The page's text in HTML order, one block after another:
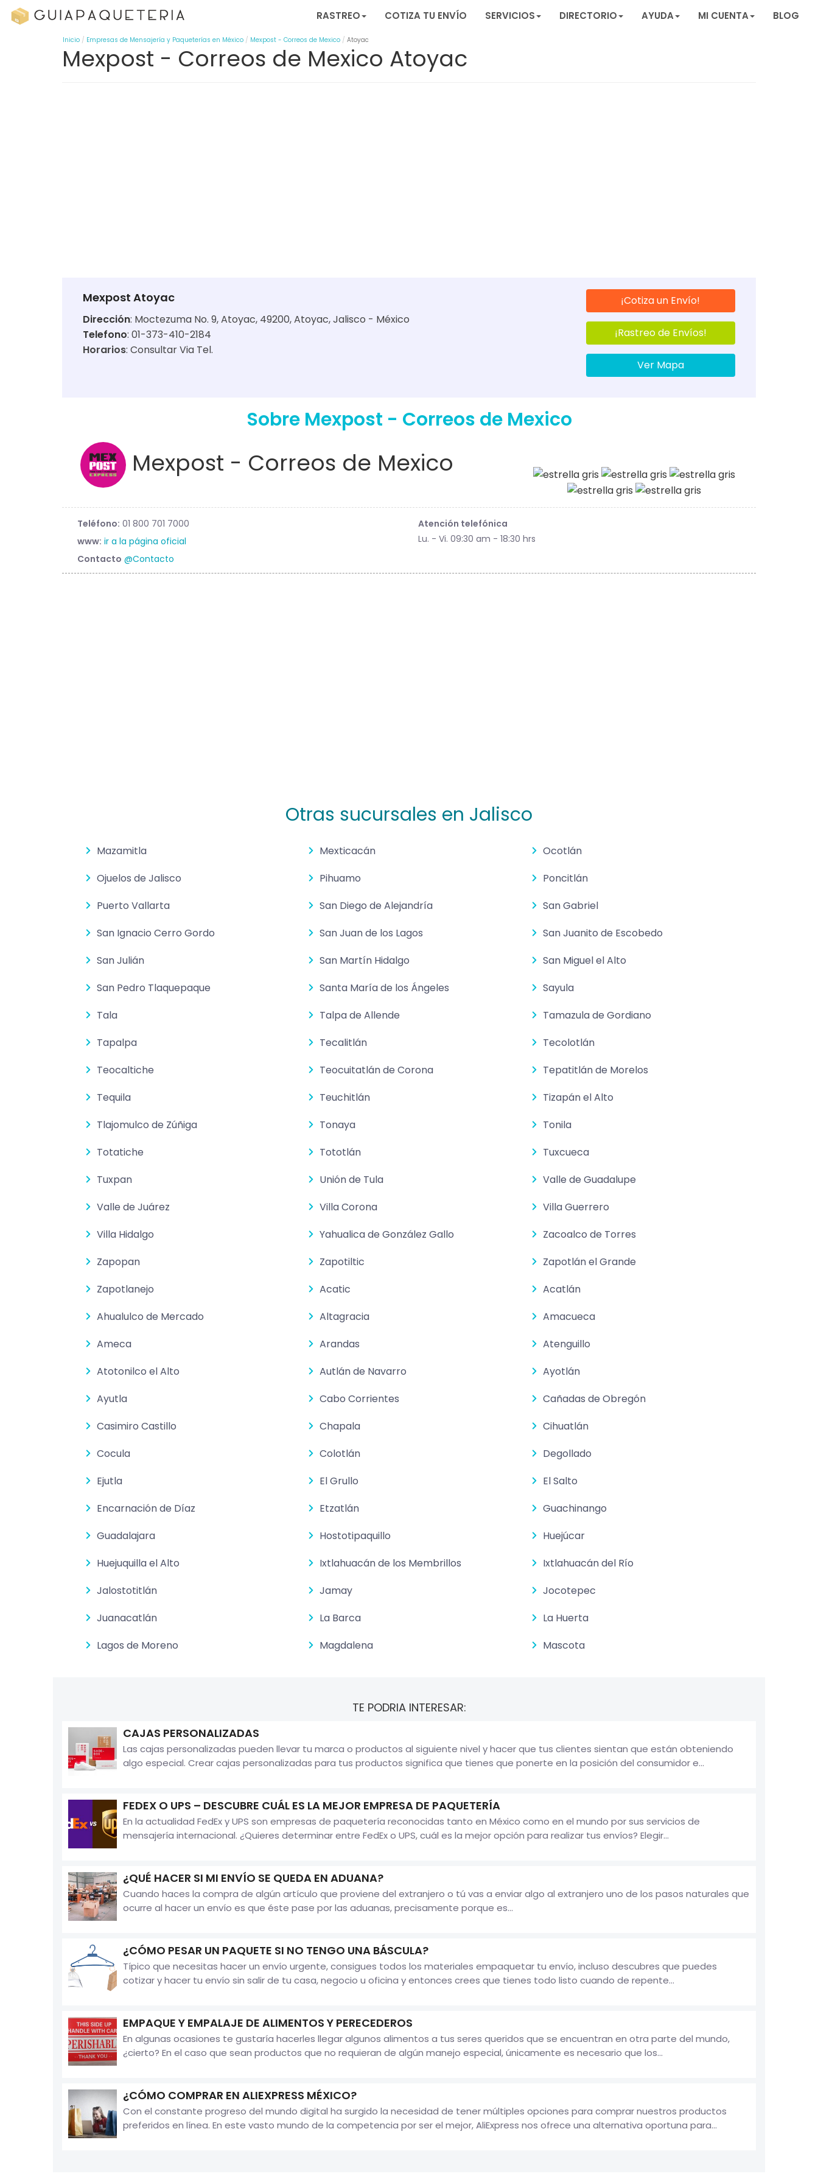
RASTREO COTIZA TU ENVÍO SERVICIOS DIRECTORIO AYUDA MI CUENTA BLOG
Inicio Empresas de Mensajería y Paqueterías en México Mexpost - Correos de Mexico Atoyac
Mexpost - Correos de Mexico Atoyac
Mexpost Atoyac
Dirección: Moctezuma No. 9, Atoyac, 49200, Atoyac, Jalisco - México
Telefono: 01-373-410-2184
Horarios: Consultar Via Tel.
¡Cotiza un Envío!
¡Rastreo de Envíos!
Ver Mapa
Sobre Mexpost - Correos de Mexico
Mexpost - Correos de Mexico
Teléfono: 01 800 701 7000
www: ir a la página oficial
Contacto @Contacto
Atención telefónica
Lu. - Vi. 09:30 am - 18:30 hrs
Otras sucursales en Jalisco
Mazamitla Mexticacán
Ocotlán
Ojuelos de Jalisco
Pihuamo
Poncitlán
Puerto Vallarta
San Diego de Alejandría
San Gabriel
San Ignacio Cerro Gordo
San Juan de los Lagos
San Juanito de Escobedo
San Julián
San Martín Hidalgo
San Miguel el Alto
San Pedro Tlaquepaque
Santa María de los Ángeles
Sayula
Tala
Talpa de Allende
Tamazula de Gordiano
Tapalpa
Tecalitlán
Tecolotlán
Teocaltiche
Teocuitatlán de Corona
Tepatitlán de Morelos
Tequila
Teuchitlán
Tizapán el Alto
Tlajomulco de Zúñiga
Tonaya
Tonila
Totatiche
Tototlán
Tuxcueca
Tuxpan
Unión de Tula
Valle de Guadalupe
Valle de Juárez
Villa Corona
Villa Guerrero
Villa Hidalgo
Yahualica de González Gallo
Zacoalco de Torres
Zapopan
Zapotiltic
Zapotlán el Grande
Zapotlanejo
Acatic
Acatlán
Ahualulco de Mercado
Altagracia
Amacueca
Ameca
Arandas
Atenguillo
Atotonilco el Alto
Autlán de Navarro
Ayotlán
Ayutla
Cabo Corrientes
Cañadas de Obregón
Casimiro Castillo
Chapala
Cihuatlán
Cocula
Colotlán
Degollado
Ejutla
El Grullo
El Salto
Encarnación de Díaz
Etzatlán
Guachinango
Guadalajara
Hostotipaquillo
Huejúcar
Huejuquilla el Alto
Ixtlahuacán de los Membrillos
Ixtlahuacán del Río
Jalostotitlán
Jamay
Jocotepec
Juanacatlán
La Barca
La Huerta
Lagos de Moreno
Magdalena Mascota
TE PODRIA INTERESAR:
CAJAS PERSONALIZADAS
Las cajas personalizadas pueden llevar tu marca o productos al siguiente nivel y hacer que tus clientes sientan que están obteniendo
algo especial. Crear cajas personalizadas para tus productos significa que tienes que ponerte en la posición del consumidor e...
FEDEX O UPS – DESCUBRE CUÁL ES LA MEJOR EMPRESA DE PAQUETERÍA
En la actualidad FedEx y UPS son empresas de paquetería reconocidas tanto en México como en el mundo por sus servicios de
mensajería internacional. ¿Quieres determinar entre FedEx o UPS, cuál es la mejor opción para realizar tus envíos? Elegir...
¿QUÉ HACER SI MI ENVÍO SE QUEDA EN ADUANA?
Cuando haces la compra de algún artículo que proviene del extranjero o tú vas a enviar algo al extranjero uno de los pasos naturales que
ocurre al hacer un envío es que éste pase por las aduanas, precisamente porque es...
¿CÓMO PESAR UN PAQUETE SI NO TENGO UNA BÁSCULA?
Típico que necesitas hacer un envío urgente, consigues todos los materiales empaquetar tu envío, incluso descubres que puedes
cotizar y hacer tu envío sin salir de tu casa, negocio u oficina y entonces crees que tienes todo listo cuando de repente...
EMPAQUE Y EMPALAJE DE ALIMENTOS Y PERECEDEROS
En algunas ocasiones te gustaría hacerles llegar algunos alimentos a tus seres queridos que se encuentran en otra parte del mundo,
¿cierto? En el caso que sean productos que no requieran de algún manejo especial, únicamente es necesario que los...
¿CÓMO COMPRAR EN ALIEXPRESS MÉXICO?
Con el constante progreso del mundo digital ha surgido la necesidad de tener múltiples opciones para comprar nuestros productos
preferidos en línea. En este vasto mundo de la competencia por ser el mejor, AliExpress nos ofrece una alternativa oportuna para...